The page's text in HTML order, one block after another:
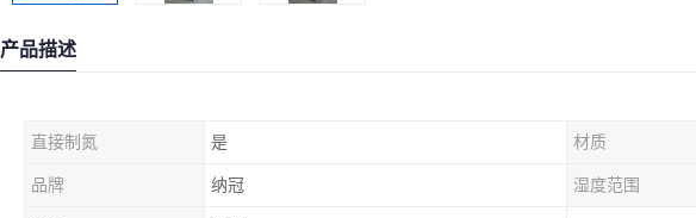
产品描述
直接制氮 是 材质
品牌 纳冠 湿度范围